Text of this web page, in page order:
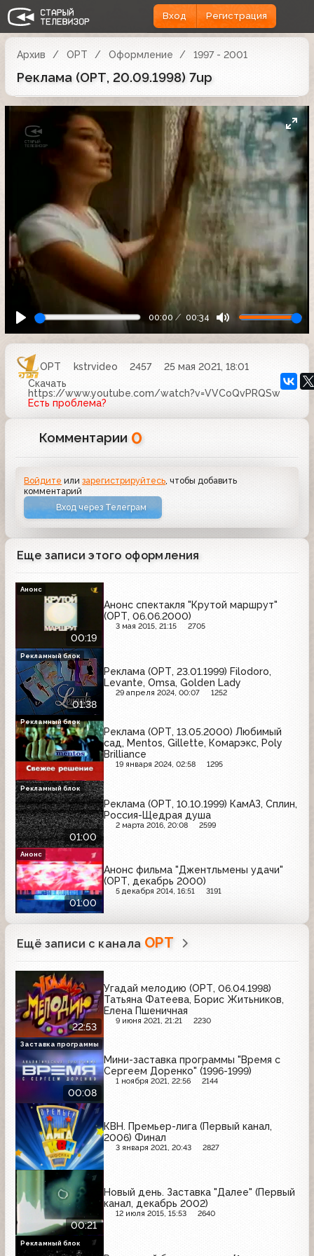
Вход Регистрация
Архив ОРТ Оформление 1997 - 2001
Реклама (ОРТ, 20.09.1998) 7up
00:00 00:34
ОРТ kstrvideo 2457
25 мая 2021, 18:01
Скачать
https://www.youtube.com/watch?v=VVCoQvPRQSw
Есть проблема?
Комментарии 0
Войдите илизарегистрируйтесь, чтобы добавить
комментарий
Вход через Телеграм
Еще записи этого оформления
00:19
Анонс спектакля "Крутой маршрут"
(ОРТ, 06.06.2000)
3 мая 2015, 21:15 2705
Анонс
01:38
Реклама (ОРТ, 23.01.1999) Filodoro,
Levante, Omsa, Golden Lady
29 апреля 2024, 00:07 1252
Рекламный блок
Реклама (ОРТ, 13.05.2000) Любимый
сад, Mentos, Gillette, Комарэкс, Poly
Brilliance
19 января 2024, 02:58 1295
Рекламный блок
01:00
Реклама (ОРТ, 10.10.1999) КамАЗ, Сплин,
Россия-Щедрая душа
2 марта 2016, 20:08 2599
Рекламный блок
01:00
Анонс фильма "Джентльмены удачи"
(ОРТ, декабрь 2000)
5 декабря 2014, 16:51 3191
Анонс
Ещё записи с канала ОРТ
22:53
Угадай мелодию (ОРТ, 06.04.1998)
Татьяна Фатеева, Борис Житьников,
Елена Пшеничная
9 июня 2021, 21:21 2230
00:08
Мини-заставка программы "Время с
Сергеем Доренко" (1996-1999)
1 ноября 2021, 22:56 2144
Заставка программы
КВН. Премьер-лига (Первый канал,
2006) Финал
3 января 2021, 20:43 2827
00:21
Новый день. Заставка "Далее" (Первый
канал, декабрь 2002)
12 июля 2015, 15:53 2640
Рекламный блок